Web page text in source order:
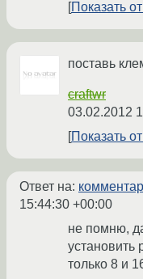
Показать
поставь
craftwr
03.02.2012
Показать
Ответ на:
15:44:30 +00:00
не помню,
установить
только 8 и